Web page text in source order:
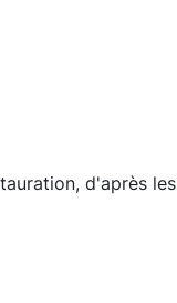
d'après les